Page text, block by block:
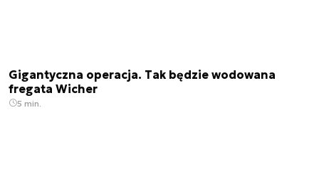
Gigantyczna operacja. Tak będzie wodowana
fregata Wicher
5 min.